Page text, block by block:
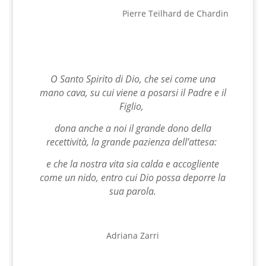
Pierre Teilhard de Chardin
O Santo Spirito di Dio, che sei come una
mano cava, su cui viene a posarsi il Padre e il
Figlio,
dona anche a noi il grande dono della
recettività, la grande pazienza dell’attesa:
e che la nostra vita sia calda e accogliente
come un nido, entro cui Dio possa deporre la
sua parola.
Adriana Zarri